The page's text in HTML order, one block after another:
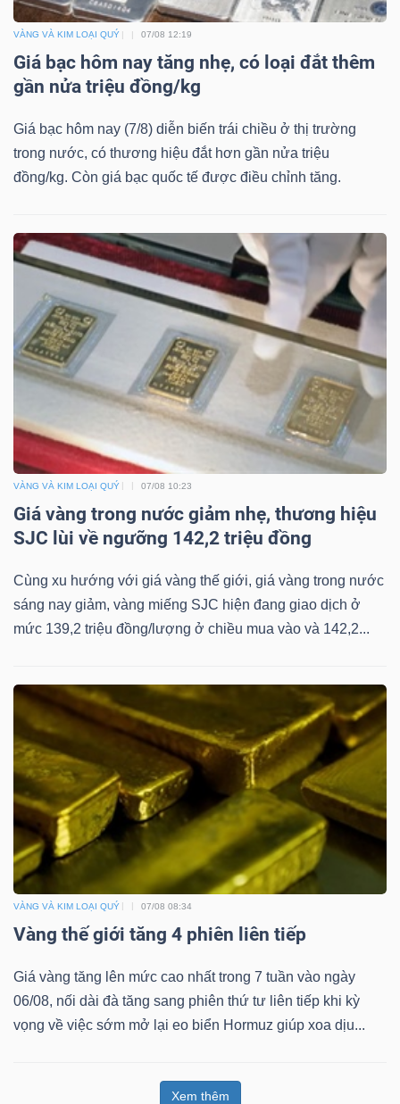
VÀNG VÀ KIM LOẠI QUÝ 07/08 12:19
Giá bạc hôm nay tăng nhẹ, có loại đắt thêm
gần nửa triệu đồng/kg
Giá bạc hôm nay (7/8) diễn biến trái chiều ở thị trường
trong nước, có thương hiệu đắt hơn gần nửa triệu
đồng/kg. Còn giá bạc quốc tế được điều chỉnh tăng.
VÀNG VÀ KIM LOẠI QUÝ 07/08 10:23
Giá vàng trong nước giảm nhẹ, thương hiệu
SJC lùi về ngưỡng 142,2 triệu đồng
Cùng xu hướng với giá vàng thế giới, giá vàng trong nước
sáng nay giảm, vàng miếng SJC hiện đang giao dịch ở
mức 139,2 triệu đồng/lượng ở chiều mua vào và 142,2...
VÀNG VÀ KIM LOẠI QUÝ 07/08 08:34
Vàng thế giới tăng 4 phiên liên tiếp
Giá vàng tăng lên mức cao nhất trong 7 tuần vào ngày
06/08, nối dài đà tăng sang phiên thứ tư liên tiếp khi kỳ
vọng về việc sớm mở lại eo biển Hormuz giúp xoa dịu...
Xem thêm